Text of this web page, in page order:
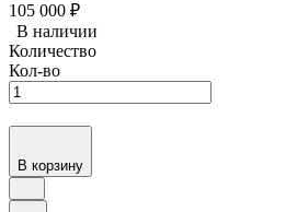
105 000 ₽
В наличии
Количество
Кол-во
В корзину